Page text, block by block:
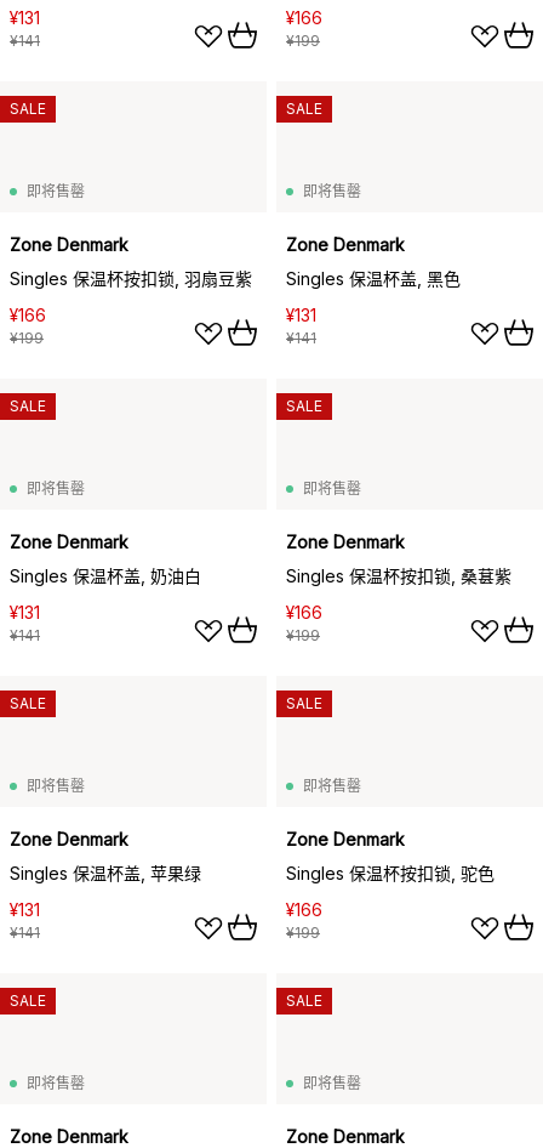
¥131
¥141
¥166
¥199
即将售罄
Zone Denmark
Singles 保温杯按扣锁, 羽扇豆紫
¥166
¥199
SALE
即将售罄
Zone Denmark
Singles 保温杯盖, 黑色
¥131
¥141
SALE
即将售罄
Zone Denmark
Singles 保温杯盖, 奶油白
¥131
¥141
SALE
即将售罄
Zone Denmark
Singles 保温杯按扣锁, 桑葚紫
¥166
¥199
SALE
即将售罄
Zone Denmark
Singles 保温杯盖, 苹果绿
¥131
¥141
SALE
即将售罄
Zone Denmark
Singles 保温杯按扣锁, 驼色
¥166
¥199
SALE
即将售罄
Zone Denmark
SALE
即将售罄
Zone Denmark
SALE